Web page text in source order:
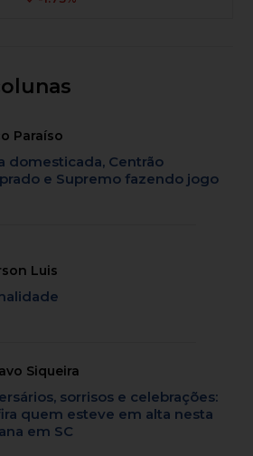
Paraíso
domesticada, Centrão
e Supremo fazendo jogo
Luis
Siqueira
sorrisos e celebrações:
quem esteve em alta nesta
em SC